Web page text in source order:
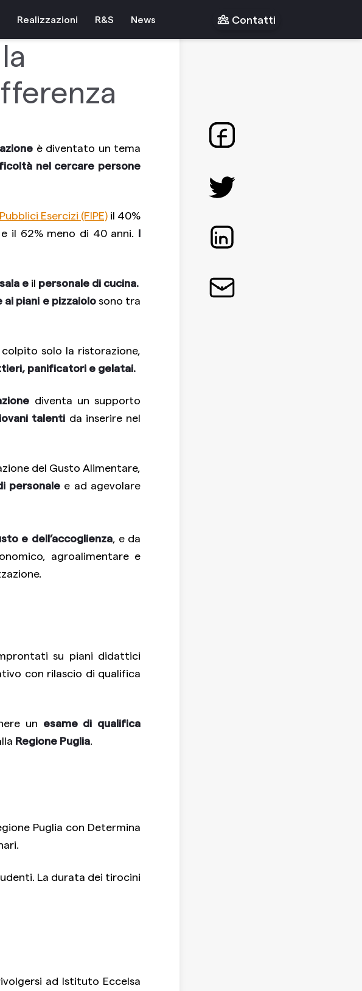
Realizzazioni R&S News Contatti
è diventato un tema
nel cercare persone
Esercizi (FIPE) il 40%
il 62% meno di 40 anni. I
e il personale di cucina.
piani e pizzaiolosono tra
solo la ristorazione,
panificatori e gelatai.
diventa un supporto
talenti da inserire nel
del Gusto Alimentare,
personale e ad agevolare
e dell’accoglienza, e da
agroalimentare e
su piani didattici
con rilascio di qualifica
un esame di qualifica
Regione Puglia
Puglia con Determina
La durata dei tirocini
ad Istituto Eccelsa